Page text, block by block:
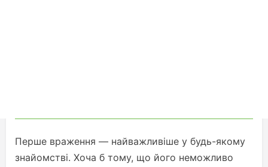
Перше враження — найважливіше у будь-якому
знайомстві. Хоча б тому, що його неможливо